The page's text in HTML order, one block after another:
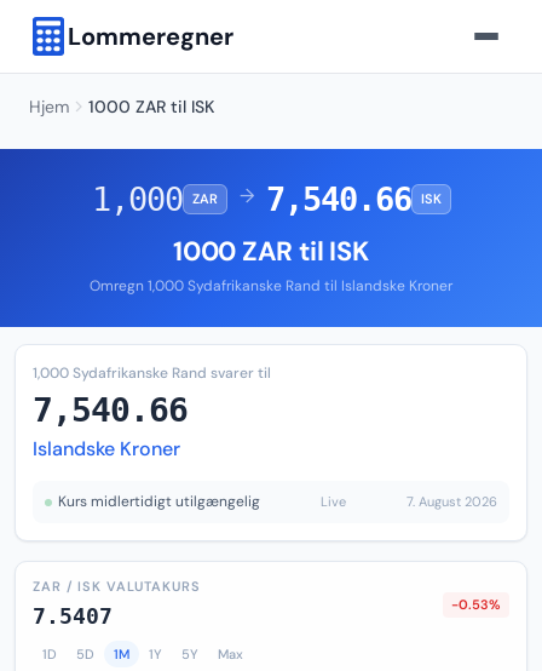
Lommeregner
Hjem 1000 ZAR til ISK
1,000 ZAR → 7,540.66 ISK
1000 ZAR til ISK
Omregn 1,000 Sydafrikanske Rand til Islandske Kroner
1,000 Sydafrikanske Rand svarer til
7,540.66
Islandske Kroner
Kurs midlertidigt utilgængelig Live 7. August 2026
ZAR / ISK VALUTAKURS
7.5407 -0.53%
1D 5D 1M 1Y 5Y Max